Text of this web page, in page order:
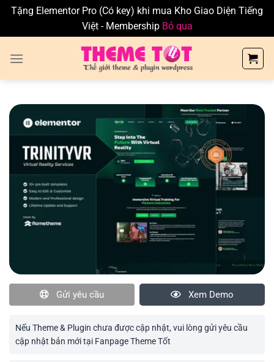
Tặng Elementor Pro (Có key) khi mua Kho Giao Diện Tiếng
Việt - Membership Bỏ qua
Gửi yêu cầu Xem Demo
Nếu Theme & Plugin chưa được cập nhật, vui lòng gửi yêu cầu
cập nhật bản mới tại Fanpage Theme Tốt